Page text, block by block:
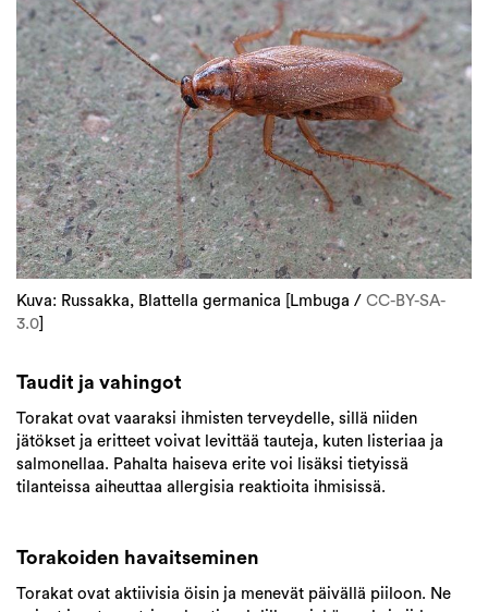
Kuva: Russakka, Blattella germanica [Lmbuga / CC-BY-SA-
3.0]
Taudit ja vahingot
Torakat ovat vaaraksi ihmisten terveydelle, sillä niiden
jätökset ja eritteet voivat levittää tauteja, kuten listeriaa ja
salmonellaa. Pahalta haiseva erite voi lisäksi tietyissä
tilanteissa aiheuttaa allergisia reaktioita ihmisissä.
Torakoiden havaitseminen
Torakat ovat aktiivisia öisin ja menevät päivällä piiloon. Ne